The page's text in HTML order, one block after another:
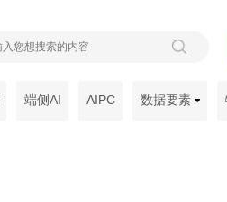
端侧AI AIPC 数据要素